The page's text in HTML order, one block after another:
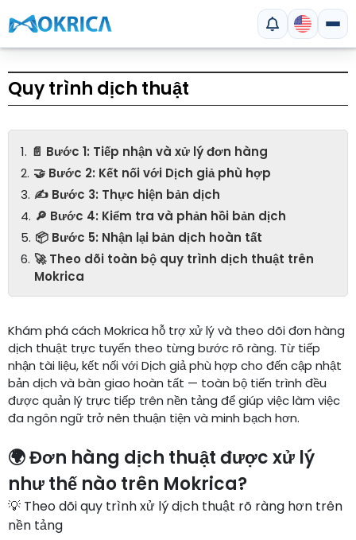
Quy trình dịch thuật
📄 Bước 1: Tiếp nhận và xử lý đơn hàng
🤝 Bước 2: Kết nối với Dịch giả phù hợp
✍️ Bước 3: Thực hiện bản dịch
🔎 Bước 4: Kiểm tra và phản hồi bản dịch
📦 Bước 5: Nhận lại bản dịch hoàn tất
🚀 Theo dõi toàn bộ quy trình dịch thuật trên
Mokrica
Khám phá cách Mokrica hỗ trợ xử lý và theo dõi đơn hàng
dịch thuật trực tuyến theo từng bước rõ ràng. Từ tiếp
nhận tài liệu, kết nối với Dịch giả phù hợp cho đến cập nhật
bản dịch và bàn giao hoàn tất — toàn bộ tiến trình đều
được quản lý trực tiếp trên nền tảng để giúp việc làm việc
đa ngôn ngữ trở nên thuận tiện và minh bạch hơn.
🌍 Đơn hàng dịch thuật được xử lý
như thế nào trên Mokrica?
💡 Theo dõi quy trình xử lý dịch thuật rõ ràng hơn trên
nền tảng